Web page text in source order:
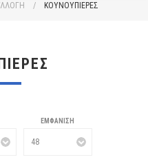
/ ΚΟΥΝΟΥΠΙΕΡΕΣ
ΕΜΦΆΝΙΣΗ